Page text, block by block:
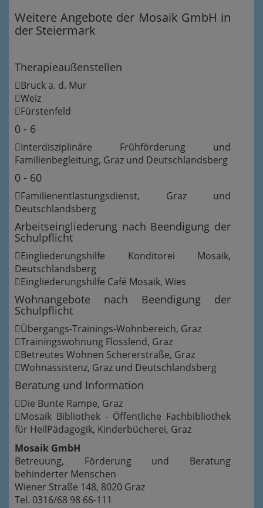
Weitere Angebote der Mosaik GmbH in
der Steiermark
Therapieaußenstellen
Bruck a. d. Mur
Weiz
Fürstenfeld
0 - 6
Interdisziplinäre Frühförderung und
Familienbegleitung, Graz und Deutschlandsberg
0 - 60
Familienentlastungsdienst, Graz und
Deutschlandsberg
Arbeitseingliederung nach Beendigung der
Schulpflicht
Eingliederungshilfe Konditorei Mosaik,
Deutschlandsberg
Eingliederungshilfe Café Mosaik, Wies
Wohnangebote nach Beendigung der
Schulpflicht
Übergangs-Trainings-Wohnbereich, Graz
Trainingswohnung Flosslend, Graz
Betreutes Wohnen Schererstraße, Graz
Wohnassistenz, Graz und Deutschlandsberg
Beratung und Information
Die Bunte Rampe, Graz
Mosaik Bibliothek - Öffentliche Fachbibliothek
für HeilPädagogik, Kinderbücherei, Graz
Mosaik GmbH
Betreuung, Förderung und Beratung
behinderter Menschen
Wiener Straße 148, 8020 Graz
Tel. 0316/68 98 66-111